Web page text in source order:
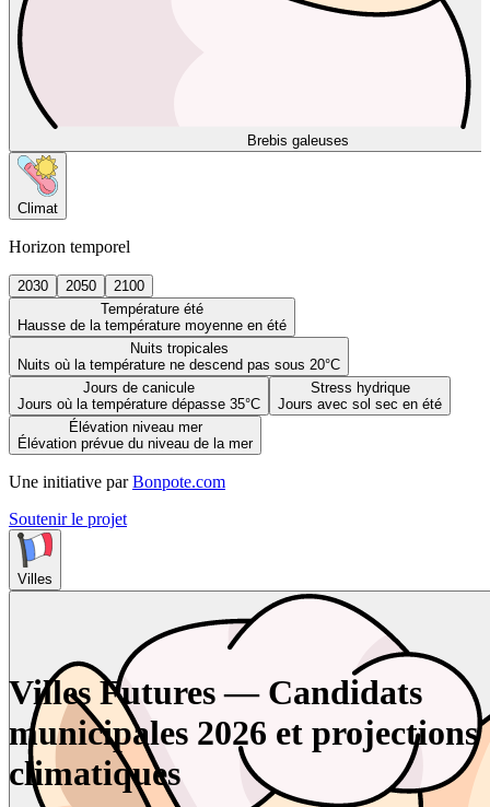
Brebis galeuses
Climat
Horizon temporel
2030 2050
2100
Température été
Hausse de la température moyenne en été
Nuits tropicales
Nuits où la température ne descend pas sous 20°C
Jours de canicule
Jours où la température dépasse 35°C
Stress hydrique
Jours avec sol sec en été
Élévation niveau mer
Élévation prévue du niveau de la mer
Une initiative par Bonpote.com
Soutenir le projet
Villes
Villes Futures — Candidats
municipales 2026 et projections
climatiques